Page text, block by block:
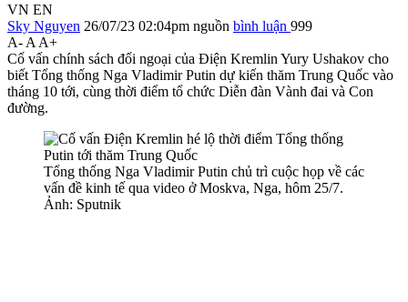
VN EN
Sky Nguyen 26/07/23 02:04pm nguồn bình luận 999
A- A A+
Cố vấn chính sách đối ngoại của Điện Kremlin Yury Ushakov cho
biết Tổng thống Nga Vladimir Putin dự kiến thăm Trung Quốc vào
tháng 10 tới, cùng thời điểm tổ chức Diễn đàn Vành đai và Con
đường.
Tổng thống Nga Vladimir Putin chủ trì cuộc họp về các
vấn đề kinh tế qua video ở Moskva, Nga, hôm 25/7.
Ảnh: Sputnik